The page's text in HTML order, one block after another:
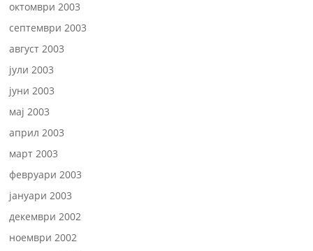
октомври 2003
септември 2003
август 2003
јули 2003
јуни 2003
мај 2003
април 2003
март 2003
февруари 2003
јануари 2003
декември 2002
ноември 2002